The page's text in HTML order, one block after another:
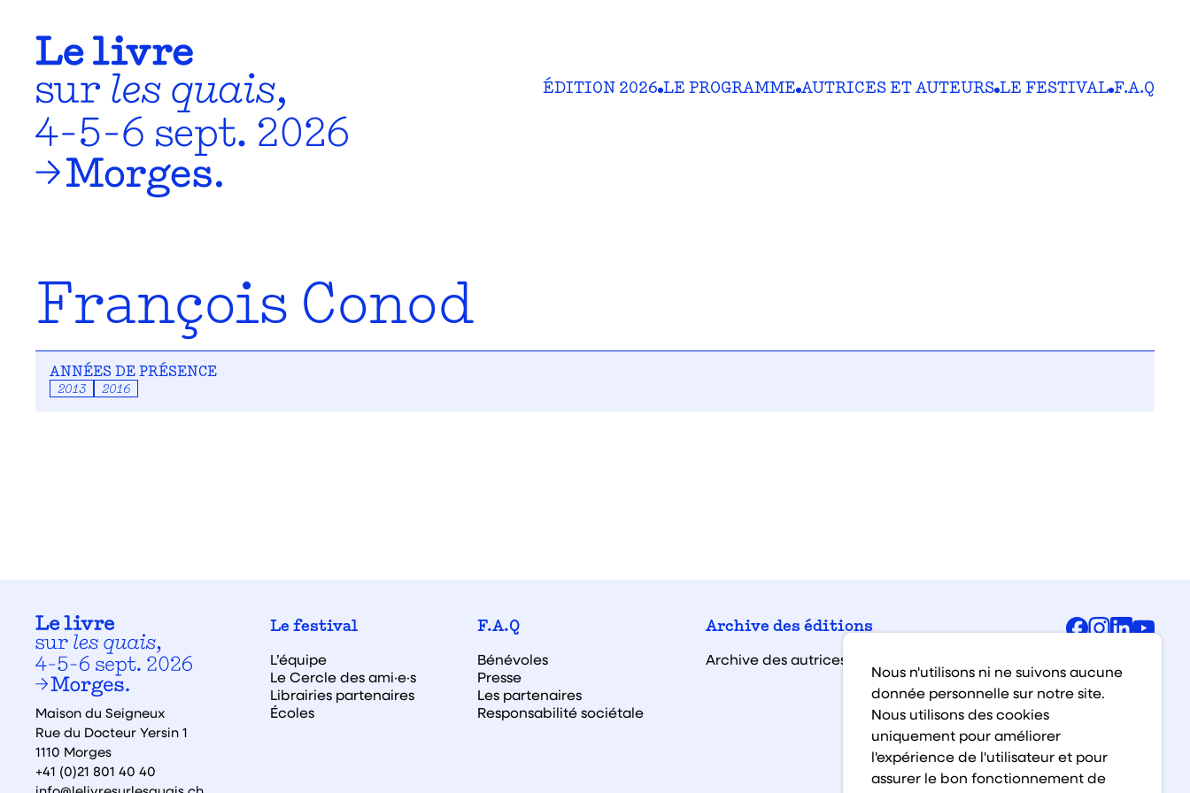
ÉDITION 2026 LE PROGRAMME AUTRICES ET AUTEURS LE FESTIVAL F.A.Q
François Conod
ANNÉES DE PRÉSENCE
2013 2016
Maison du Seigneux
Rue du Docteur Yersin 1
1110 Morges
+41 (0)21 801 40 40
Le festival
L’équipe
Le Cercle des ami·e·s
Librairies partenaires
Écoles
F.A.Q
Bénévoles
Presse
Les partenaires
Responsabilité sociétale
Archive des éditions
Archive des autrices et auteurs
Facebook
Nous n'utilisons ni ne suivons aucune
donnée personnelle sur notre site.
Nous utilisons des cookies
uniquement pour améliorer
l'expérience de l'utilisateur et pour
assurer le bon fonctionnement de